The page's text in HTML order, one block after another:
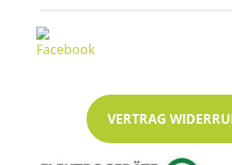
VERTRAG